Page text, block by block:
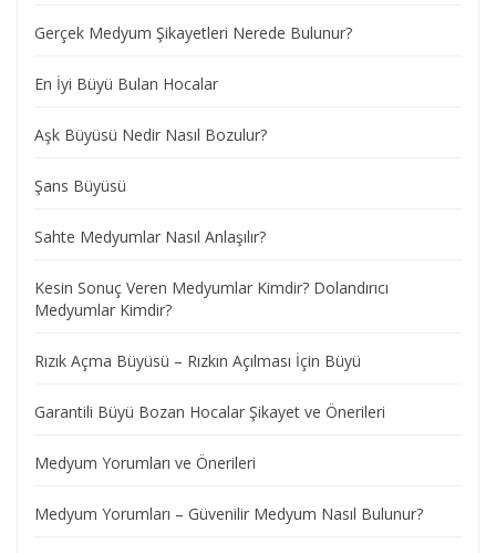
Gerçek Medyum Şikayetleri Nerede Bulunur?
En İyi Büyü Bulan Hocalar
Aşk Büyüsü Nedir Nasıl Bozulur?
Şans Büyüsü
Sahte Medyumlar Nasıl Anlaşılır?
Kesin Sonuç Veren Medyumlar Kimdir? Dolandırıcı
Medyumlar Kimdir?
Rızık Açma Büyüsü – Rızkın Açılması İçin Büyü
Garantili Büyü Bozan Hocalar Şikayet ve Önerileri
Medyum Yorumları ve Önerileri
Medyum Yorumları – Güvenilir Medyum Nasıl Bulunur?